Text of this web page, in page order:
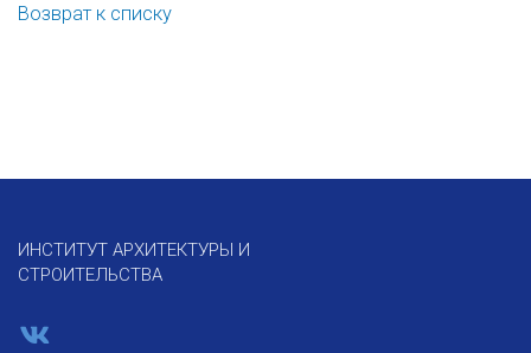
Возврат к списку
ИНСТИТУТ АРХИТЕКТУРЫ И
СТРОИТЕЛЬСТВА